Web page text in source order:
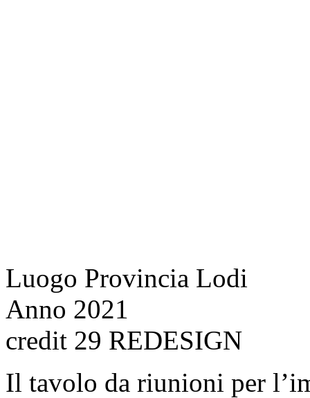
Luogo Provincia Lodi
Anno 2021
credit 29 REDESIGN
Il tavolo da riunioni per